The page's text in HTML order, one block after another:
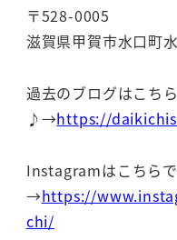
〒528-0005
滋賀県甲賀市水口町
過去のブログはこち
♪→https://
Instagramはこちら
→https://
chi/